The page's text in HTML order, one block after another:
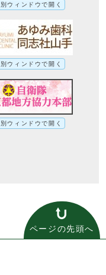
別ウィンドウで開く
別ウィンドウで開く
別ウィンドウで開く
ページの先頭へ